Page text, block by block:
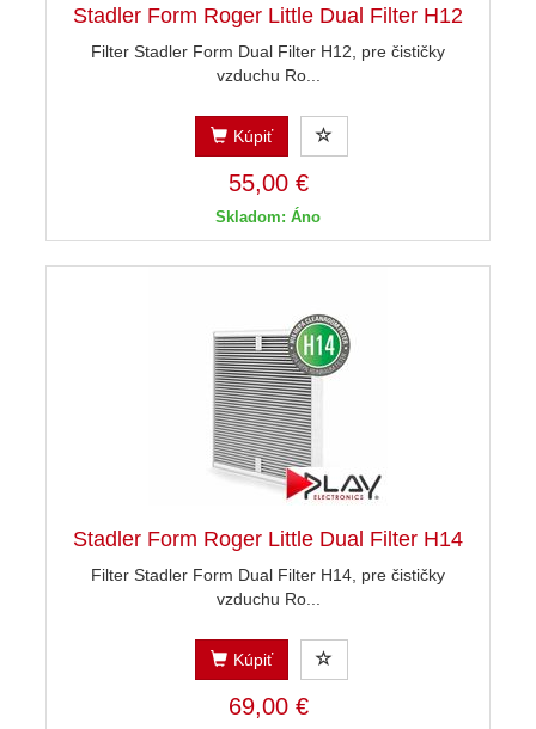
Stadler Form Roger Little Dual Filter H12
Filter Stadler Form Dual Filter H12, pre čističky
vzduchu Ro...
Kúpiť
55,00 €
Skladom: Áno
Stadler Form Roger Little Dual Filter H14
Filter Stadler Form Dual Filter H14, pre čističky
vzduchu Ro...
Kúpiť
69,00 €